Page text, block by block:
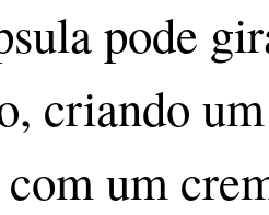
pode
criando
um